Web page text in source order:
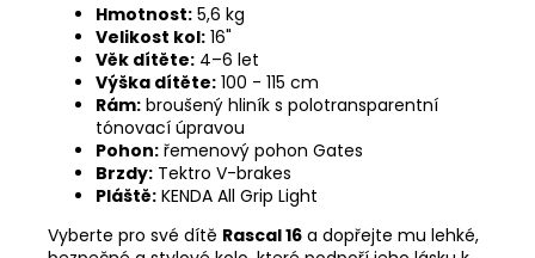
Hmotnost: 5,6 kg
Velikost kol: 16"
Věk dítěte: 4–6 let
Výška dítěte: 100 - 115 cm
Rám: broušený hliník s polotransparentní
tónovací úpravou
Pohon: řemenový pohon Gates
Brzdy: Tektro V-brakes
Pláště: KENDA All Grip Light
Vyberte pro své dítě Rascal 16 a dopřejte mu lehké,